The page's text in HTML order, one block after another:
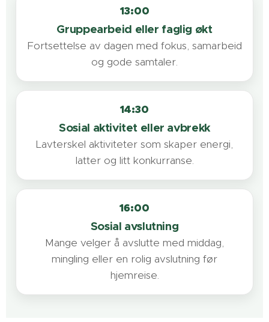
13:00
Gruppearbeid eller faglig økt
Fortsettelse av dagen med fokus, samarbeid
og gode samtaler.
14:30
Sosial aktivitet eller avbrekk
Lavterskel aktiviteter som skaper energi,
latter og litt konkurranse.
16:00
Sosial avslutning
Mange velger å avslutte med middag,
mingling eller en rolig avslutning før
hjemreise.